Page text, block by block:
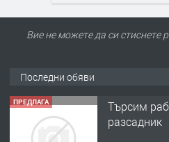
Вие не можете да си стиснете
Последни обяви
ПРЕДЛАГА
Търсим
разсадник